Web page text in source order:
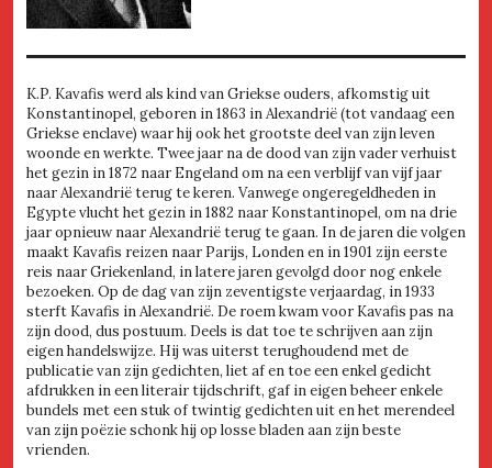
K.P. Kavafis werd als kind van Griekse ouders, afkomstig uit
Konstantinopel, geboren in 1863 in Alexandrië (tot vandaag een
Griekse enclave) waar hij ook het grootste deel van zijn leven
woonde en werkte. Twee jaar na de dood van zijn vader verhuist
het gezin in 1872 naar Engeland om na een verblijf van vijf jaar
naar Alexandrië terug te keren. Vanwege ongeregeldheden in
Egypte vlucht het gezin in 1882 naar Konstantinopel, om na drie
jaar opnieuw naar Alexandrië terug te gaan. In de jaren die volgen
maakt Kavafis reizen naar Parijs, Londen en in 1901 zijn eerste
reis naar Griekenland, in latere jaren gevolgd door nog enkele
bezoeken. Op de dag van zijn zeventigste verjaardag, in 1933
sterft Kavafis in Alexandrië. De roem kwam voor Kavafis pas na
zijn dood, dus postuum. Deels is dat toe te schrijven aan zijn
eigen handelswijze. Hij was uiterst terughoudend met de
publicatie van zijn gedichten, liet af en toe een enkel gedicht
afdrukken in een literair tijdschrift, gaf in eigen beheer enkele
bundels met een stuk of twintig gedichten uit en het merendeel
van zijn poëzie schonk hij op losse bladen aan zijn beste
vrienden.